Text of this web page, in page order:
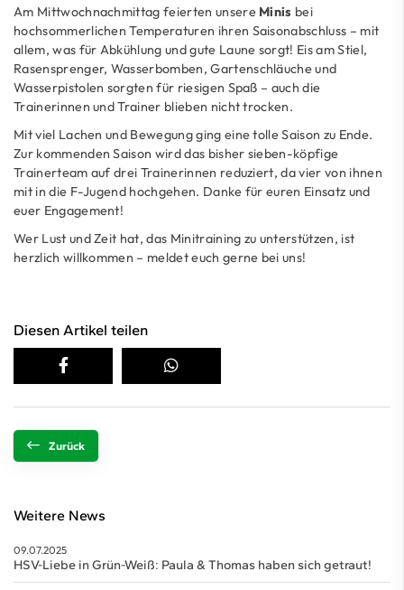
Am Mittwochnachmittag feierten unsere Minis bei
hochsommerlichen Temperaturen ihren Saisonabschluss – mit
allem, was für Abkühlung und gute Laune sorgt! Eis am Stiel,
Rasensprenger, Wasserbomben, Gartenschläuche und
Wasserpistolen sorgten für riesigen Spaß – auch die
Trainerinnen und Trainer blieben nicht trocken.
Mit viel Lachen und Bewegung ging eine tolle Saison zu Ende.
Zur kommenden Saison wird das bisher sieben-köpfige
Trainerteam auf drei Trainerinnen reduziert, da vier von ihnen
mit in die F-Jugend hochgehen. Danke für euren Einsatz und
euer Engagement!
Wer Lust und Zeit hat, das Minitraining zu unterstützen, ist
herzlich willkommen – meldet euch gerne bei uns!
Diesen Artikel teilen
Zurück
Weitere News
09.07.2025
HSV-Liebe in Grün-Weiß: Paula & Thomas haben sich getraut!